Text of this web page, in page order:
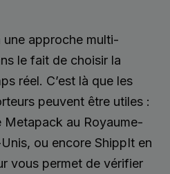
approche multi-
le fait de choisir la
réel. C’est là que les
peuvent être utiles :
Metapack au Royaume-
ou encore ShippIt en
vous permet de vérifier